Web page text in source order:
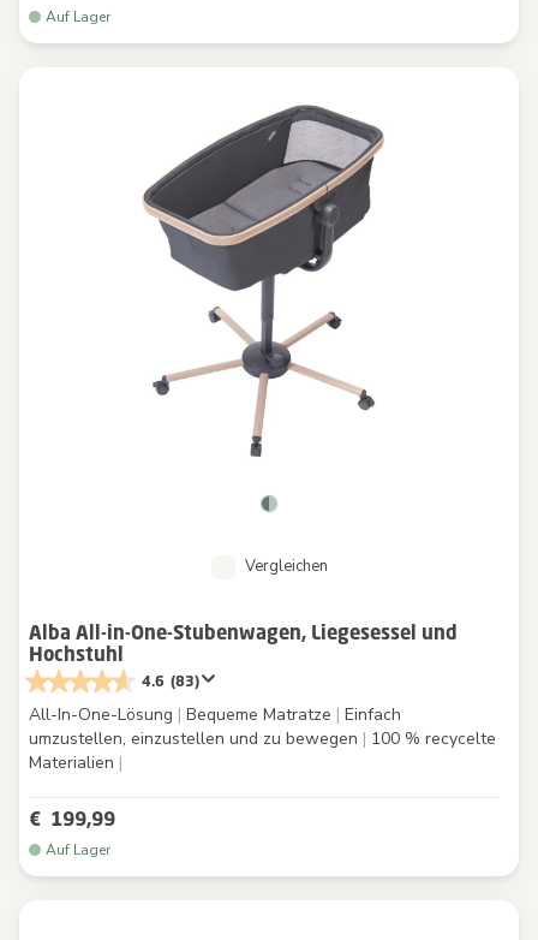
Auf Lager
Vergleichen
Alba All-in-One-Stubenwagen, Liegesessel und
Hochstuhl
4.6 (83)
All-In-One-Lösung | Bequeme Matratze | Einfach
umzustellen, einzustellen und zu bewegen | 100 % recycelte
Materialien |
€ 199,99
Auf Lager